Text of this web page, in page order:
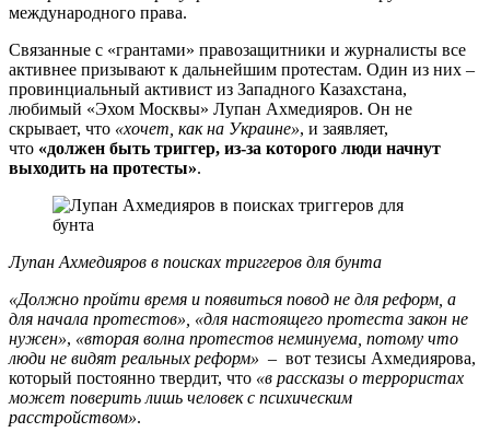
международного права.
Связанные с «грантами» правозащитники и журналисты все
активнее призывают к дальнейшим протестам. Один из них –
провинциальный активист из Западного Казахстана,
любимый «Эхом Москвы» Лупан Ахмедияров. Он не
скрывает, что «хочет, как на Украине», и заявляет,
что «должен быть триггер, из-за которого люди начнут
выходить на протесты».
Лупан Ахмедияров в поисках триггеров для бунта
«Должно пройти время и появиться повод не для реформ, а
для начала протестов», «для настоящего протеста закон не
нужен», «вторая волна протестов неминуема, потому что
люди не видят реальных реформ» – вот тезисы Ахмедиярова,
который постоянно твердит, что «в рассказы о террористах
может поверить лишь человек с психическим
расстройством».